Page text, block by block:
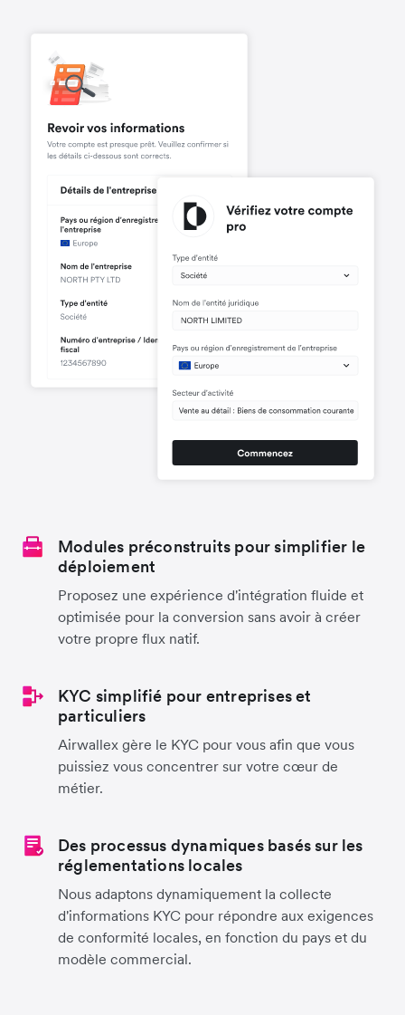
Modules préconstruits pour simplifier le
déploiement
Proposez une expérience d'intégration fluide et
optimisée pour la conversion sans avoir à créer
votre propre flux natif.
KYC simplifié pour entreprises et
particuliers
Airwallex gère le KYC pour vous afin que vous
puissiez vous concentrer sur votre cœur de
métier.
Des processus dynamiques basés sur les
réglementations locales
Nous adaptons dynamiquement la collecte
d'informations KYC pour répondre aux exigences
de conformité locales, en fonction du pays et du
modèle commercial.